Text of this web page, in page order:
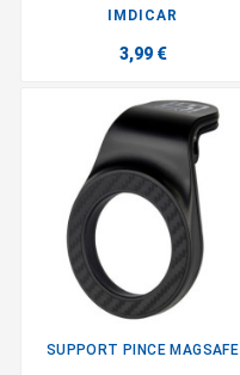
IMDICAR
3,99 €
SUPPORT PINCE MAGSAFE